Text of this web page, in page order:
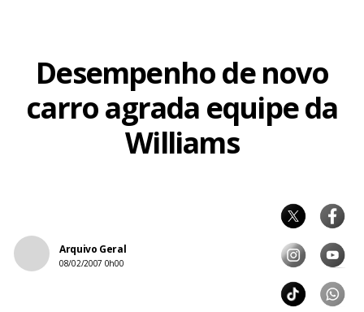
Desempenho de novo
carro agrada equipe da
Williams
Arquivo Geral
08/02/2007 0h00